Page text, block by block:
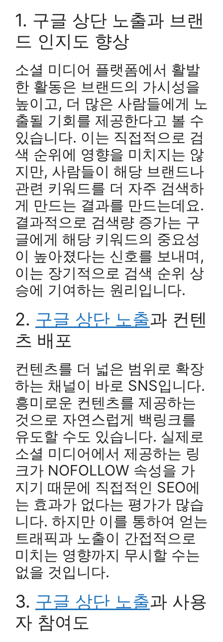
1. 구글 상단 노출과 브랜
드 인지도 향상
소셜 미디어 플랫폼에서 활발
한 활동은 브랜드의 가시성을
높이고, 더 많은 사람들에게 노
출될 기회를 제공한다고 볼 수
있습니다. 이는 직접적으로 검
색 순위에 영향을 미치지는 않
지만, 사람들이 해당 브랜드나
관련 키워드를 더 자주 검색하
게 만드는 결과를 만드는데요.
결과적으로 검색량 증가는 구
글에게 해당 키워드의 중요성
이 높아졌다는 신호를 보내며,
이는 장기적으로 검색 순위 상
승에 기여하는 원리입니다.
2. 구글 상단 노출과 컨텐
츠 배포
컨텐츠를 더 넓은 범위로 확장
하는 채널이 바로 SNS입니다.
흥미로운 컨텐츠를 제공하는
것으로 자연스럽게 백링크를
유도할 수도 있습니다. 실제로
소셜 미디어에서 제공하는 링
크가 NOFOLLOW 속성을 가
지기 때문에 직접적인 SEO에
는 효과가 없다는 평가가 많습
니다. 하지만 이를 통하여 얻는
트래픽과 노출이 간접적으로
미치는 영향까지 무시할 수는
없을 것입니다.
3. 구글 상단 노출과 사용
자 참여도